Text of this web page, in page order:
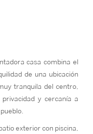
casa combina el
de una ubicación
tranquila del centro,
y cercanía a
exterior con piscina,